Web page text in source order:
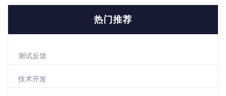
热门推荐
测试反馈
技术开发